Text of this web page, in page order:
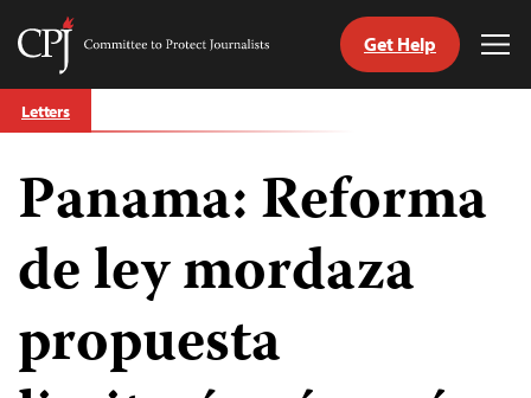
Skip
to
Committee
Journalists
Get Help
Letters
Panama: Reforma
de ley mordaza
propuesta